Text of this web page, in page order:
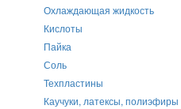
Охлаждающая жидкость
Кислоты
Пайка
Соль
Техпластины
Каучуки, латексы, полиэфиры